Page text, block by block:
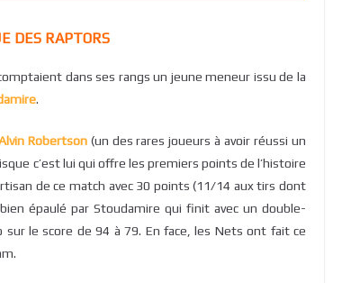
DES RAPTORS
dans ses rangs un jeune meneur issu de la
.
Robertson(un des rares joueurs à avoir réussi un
c’est lui qui offre les premiers points de l’histoire
de ce match avec 30 points (11/14 aux tirs dont
épaulé par Stoudamire qui finit avec un double-
le score de 94 à 79. En face, les Nets ont fait ce